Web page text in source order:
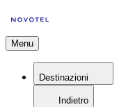
Menu
Destinazioni
Indietro